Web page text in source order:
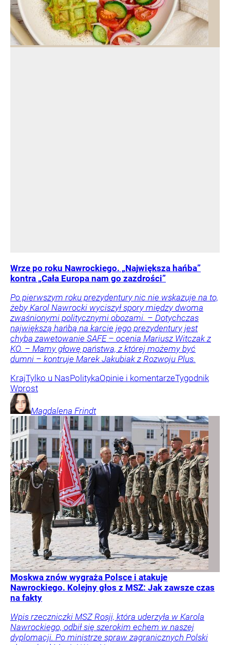
Wrze po roku Nawrockiego. „Największa hańba”
kontra „Cała Europa nam go zazdrości”
Po pierwszym roku prezydentury nic nie wskazuje na to,
żeby Karol Nawrocki wyciszył spory między dwoma
zwaśnionymi politycznymi obozami. – Dotychczas
największą hańbą na karcie jego prezydentury jest
chyba zawetowanie SAFE – ocenia Mariusz Witczak z
KO. – Mamy głowę państwa, z której możemy być
dumni – kontruje Marek Jakubiak z Rozwoju Plus.
KrajTylko u NasPolitykaOpinie i komentarzeTygodnik
Wprost
Magdalena Frindt
Moskwa znów wygraża Polsce i atakuje
Nawrockiego. Kolejny głos z MSZ: Jak zawsze czas
na fakty
Wpis rzeczniczki MSZ Rosji, która uderzyła w Karola
Nawrockiego, odbił się szerokim echem w naszej
dyplomacji. Po ministrze spraw zagranicznych Polski